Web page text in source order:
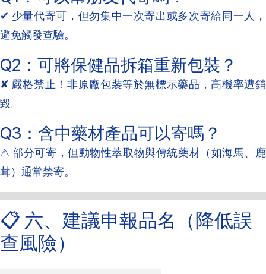
✔ 少量代寄可，但勿集中一次寄出或多次寄給同一人，
避免觸發查驗。
Q2：可將保健品拆箱重新包裝？
✘ 嚴格禁止！非原廠包裝等於無標示藥品，高機率遭銷
毀。
Q3：含中藥材產品可以寄嗎？
⚠ 部分可寄，但動物性萃取物與傳統藥材（如海馬、鹿
茸）通常禁寄。
📋 六、建議申報品名（降低誤
查風險）